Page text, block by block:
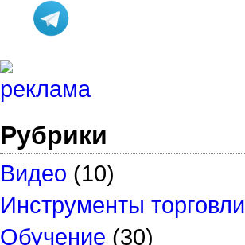
Рубрики
Видео (10)
Инструменты торговли
Обучение (30)